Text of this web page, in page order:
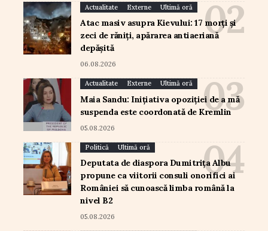
Actualitate Externe Ultimă oră
Atac masiv asupra Kievului: 17 morți și
zeci de răniți, apărarea antiaeriană
depășită
06.08.2026
Actualitate Externe Ultimă oră
Maia Sandu: Inițiativa opoziției de a mă
suspenda este coordonată de Kremlin
05.08.2026
Politică Ultimă oră
Deputata de diaspora Dumitrița Albu
propune ca viitorii consuli onorifici ai
României să cunoască limba română la
nivel B2
05.08.2026